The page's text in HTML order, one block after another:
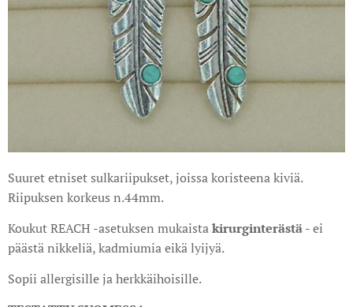
Suuret etniset sulkariipukset, joissa koristeena kiviä.
Riipuksen korkeus n.44mm.
Koukut REACH -asetuksen mukaistakirurginterästä- ei
päästä nikkeliä, kadmiumia eikä lyijyä.
Sopii allergisille ja herkkäihoisille.